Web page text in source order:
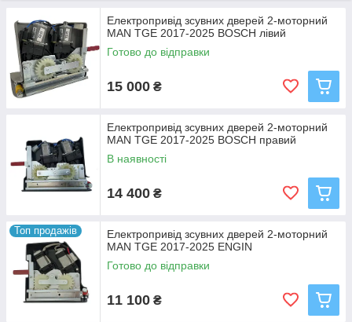
Електропривід зсувних дверей 2-моторний
MAN TGE 2017-2025 BOSCH лівий
Готово до відправки
15 000 ₴
Електропривід зсувних дверей 2-моторний
MAN TGE 2017-2025 BOSCH правий
В наявності
14 400 ₴
Топ продажів
Електропривід зсувних дверей 2-моторний
MAN TGE 2017-2025 ENGIN
Готово до відправки
11 100 ₴